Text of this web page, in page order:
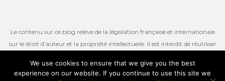
Le contenu sur ce blog relève de la législation française et internationale
sur le droit d’auteur et la propriété intellectuelle. Il est interdit de réutiliser
autres ressources iconographiques qui restent la propriété de l’auteur.
We use cookies to ensure that we give you the best
experience on our website. If you continue to use this site we